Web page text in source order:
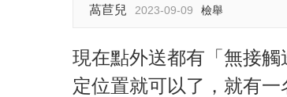
萵苣兒 2023-09-09 檢舉
現在點外送都有「無接
定位置就可以了，就有